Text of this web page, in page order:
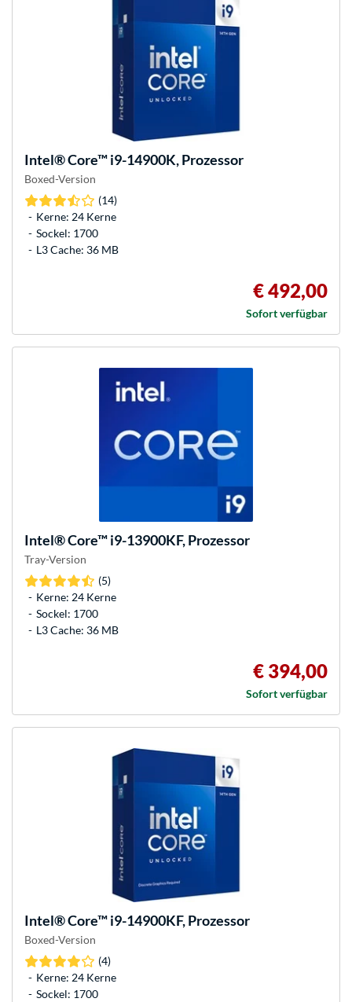
Intel®Core™ i9-14900K, Prozessor
Boxed-Version
(14)
Kerne: 24 Kerne
Sockel: 1700
L3 Cache: 36 MB
€ 492,00
Sofort verfügbar
Intel®Core™ i9-13900KF, Prozessor
Tray-Version
(5)
Kerne: 24 Kerne
Sockel: 1700
L3 Cache: 36 MB
€ 394,00
Sofort verfügbar
Intel®Core™ i9-14900KF, Prozessor
Boxed-Version
(4)
Kerne: 24 Kerne
Sockel: 1700